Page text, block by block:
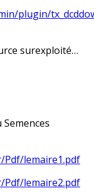
plugin/
surexploité…
lemaire1.pdf
lemaire2.pdf